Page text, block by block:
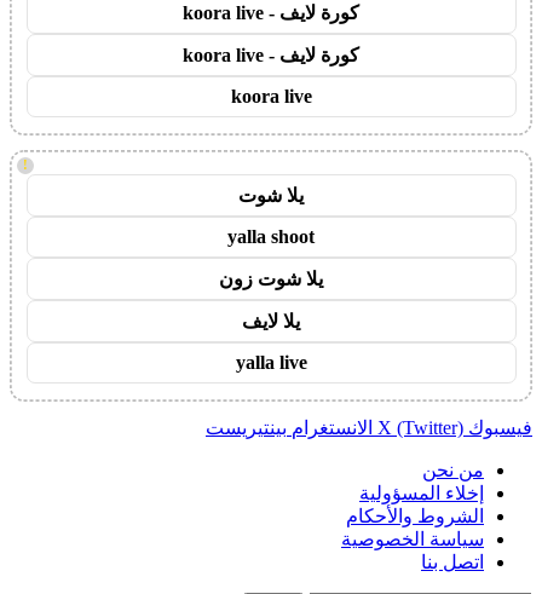
كورة لايف - koora live
كورة لايف - koora live
koora live
!
يلا شوت
yalla shoot
يلا شوت زون
يلا لايف
yalla live
فيسبوك X (Twitter) الانستغرام بينتيريست
من نحن
إخلاء المسؤولية
الشروط والأحكام
سياسة الخصوصية
اتصل بنا